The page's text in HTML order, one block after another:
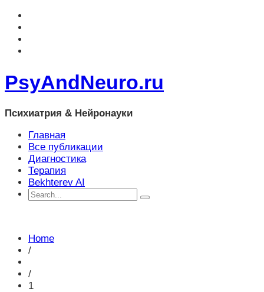
PsyAndNeuro.ru
Психиатрия & Нейронауки
Главная
Все публикации
Диагностика
Терапия
Bekhterev AI
Home
/
/
1